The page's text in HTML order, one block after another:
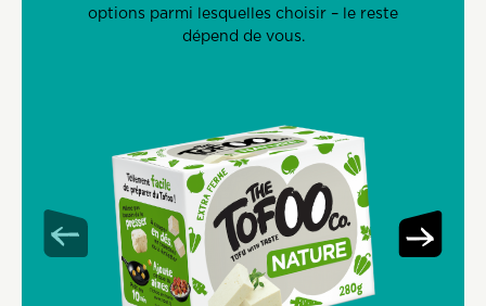
options parmi lesquelles choisir – le reste
dépend de vous.